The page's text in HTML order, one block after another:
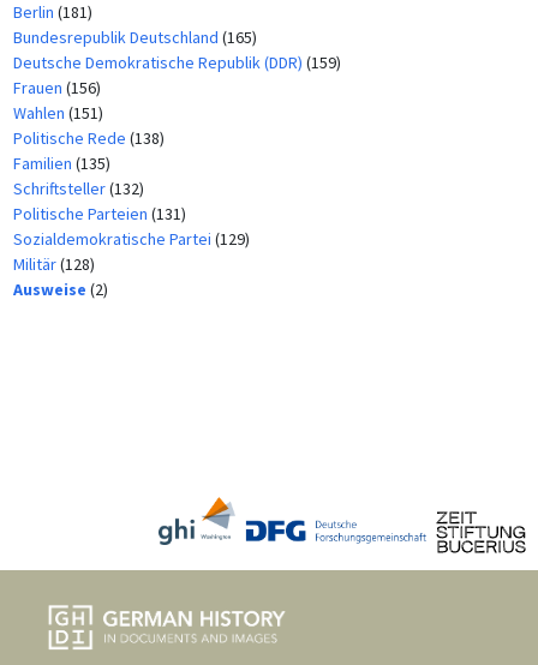
Berlin (181)
Bundesrepublik Deutschland (165)
Deutsche Demokratische Republik (DDR) (159)
Frauen (156)
Wahlen (151)
Politische Rede (138)
Familien (135)
Schriftsteller(132)
Politische Parteien (131)
Sozialdemokratische Partei (129)
Militär(128)
Ausweise (2)